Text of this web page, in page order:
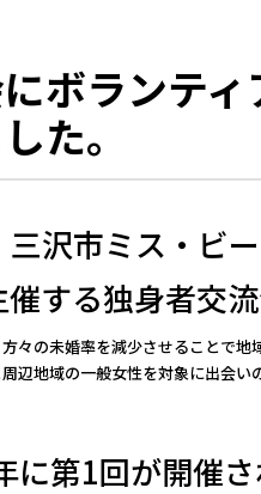
ボランテ
た。
沢市ミス・ビ
する独⾝者交
々の未婚率を減少させることで
辺地域の一般女性を対象に出会
に第1回が開催